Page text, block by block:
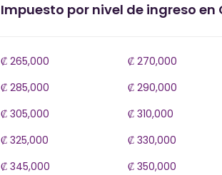
Impuesto por nivel de ingreso en
₡ 265,000 ₡ 270,000
₡ 285,000
₡ 290,000
₡ 305,000
₡ 310,000
₡ 325,000
₡ 330,000
₡ 345,000
₡ 350,000